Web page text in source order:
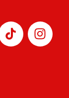
I
n
s